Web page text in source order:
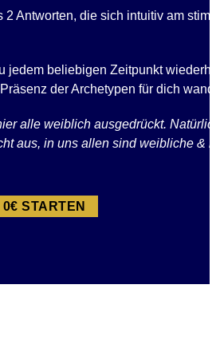
2 Antworten, die sich intuitiv am
jedem beliebigen Zeitpunkt
der Archetypen für dich
alle weiblich ausgedrückt.
aus, in uns allen sind weibliche &
STARTEN